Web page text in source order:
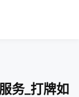
务_打牌如